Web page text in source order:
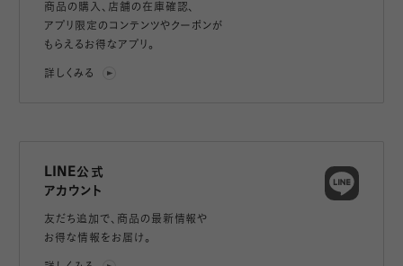
商品の購入、店舗の在庫確認、
アプリ限定のコンテンツやクーポンが
もらえるお得なアプリ。
詳しくみる
LINE公式
アカウント
友だち追加で、 商品の最新情報や
お得な情報をお届け。